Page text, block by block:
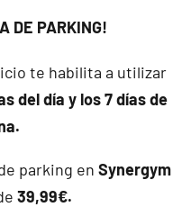
DE PARKING!
te habilita a utilizar
del día y los 7 días de
parking en Synergym
39,99€.